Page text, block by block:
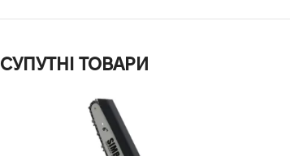
СУПУТНІ ТОВАРИ